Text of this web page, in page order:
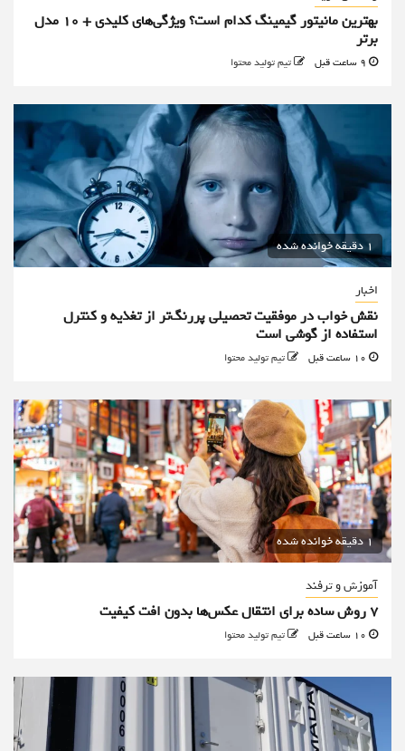
بهترین مانیتور گیمینگ کدام است؟ ویژگی‌های کلیدی + 10 مدل
برتر
تیم تولید محتوا
1 دقیقه خوانده شده
اخبار
نقش خواب در موفقیت تحصیلی پررنگ‌تر از تغذیه و کنترل
استفاده از گوشی است
تیم تولید محتوا
1 دقیقه خوانده شده
آموزش و ترفند
۷ روش ساده برای انتقال عکس‌ها بدون افت کیفیت
تیم تولید محتوا